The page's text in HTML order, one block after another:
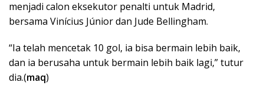
menjadi calon eksekutor penalti untuk Madrid,
bersama Vinícius Júnior dan Jude Bellingham.
“Ia telah mencetak 10 gol, ia bisa bermain lebih baik,
dan ia berusaha untuk bermain lebih baik lagi,” tutur
dia.(maq)